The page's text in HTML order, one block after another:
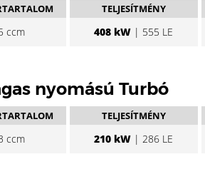
ccm
TELJESÍTMÉNY
408 kW | 555 LE
nyomású Turbó
ccm
TELJESÍTMÉNY
210 kW | 286 LE